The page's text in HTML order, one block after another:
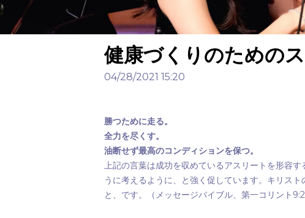
健康づくりのための
04/28/2021 15:20
勝つために走る。
全力を尽くす。
油断せず最高のコンディションを保つ。
上記の言葉は成功を収めているアスリートを形容
うに考えるように、と強く促しています。キリス
と、です。（メッセージバイブル、第一コリント